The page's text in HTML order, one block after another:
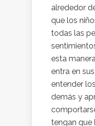
alrededor
que los
todas las
esta
entra en
entender
demás y
tengan que